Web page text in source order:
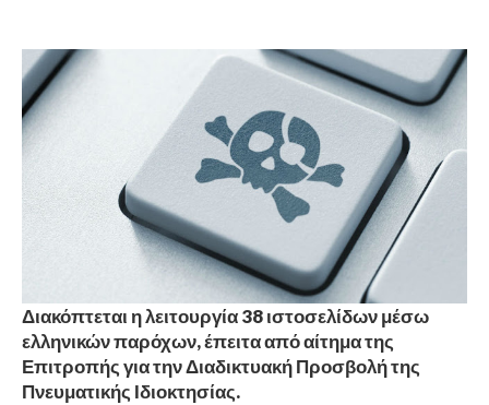
Διακόπτεται η λειτουργία 38 ιστοσελίδων μέσω
ελληνικών παρόχων, έπειτα από αίτημα της
Επιτροπής για την Διαδικτυακή Προσβολή της
Πνευματικής Ιδιοκτησίας.